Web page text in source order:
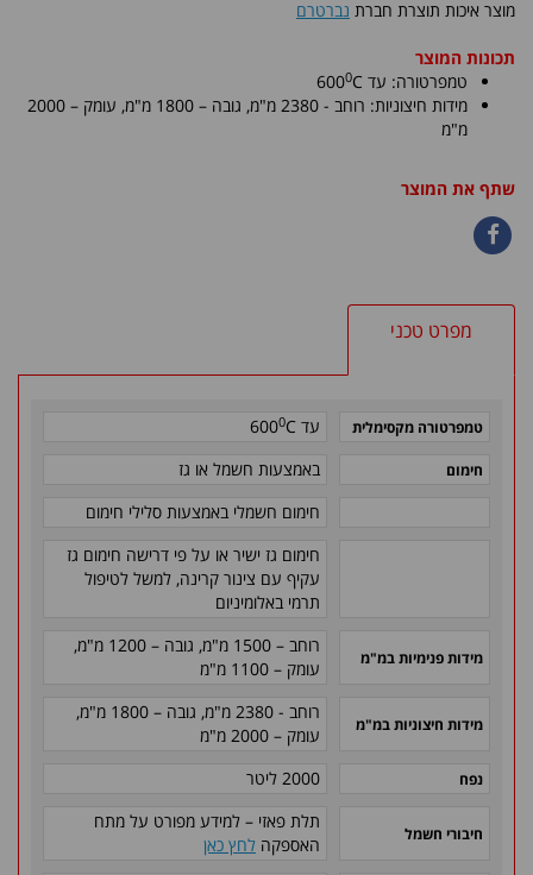
מוצר איכות תוצרת חברת נברטרם
תכונות המוצר
טמפרטורה: עד C
6000
מידות חיצוניות: רוחב - 2380 מ"מ, גובה – 1800 מ"מ
, עומק – 2000
מ"מ
שתף את המוצר
מפרט טכני
טמפרטורה מקסימלית עד C
6000
חימום
באמצעות חשמל או גז
חימום חשמלי באמצעות סלילי חימום
חימום גז ישיר או על פי דרישה חימום גז
עקיף עם צינור קרינה, למשל לטיפול
תרמי באלומיניום
מידות פנימיות במ"מ
רוחב – 1500 מ"מ, גובה – 1200 מ"מ
,
עומק – 1100 מ"מ
מידות חיצוניות במ"מ
רוחב - 2380 מ"מ, גובה – 1800 מ"מ
,
עומק – 2000 מ"מ
נפח 2000 ליטר
חיבורי חשמל
תלת פאזי – למידע מפורט על מתח
האספקה לחץ כאן